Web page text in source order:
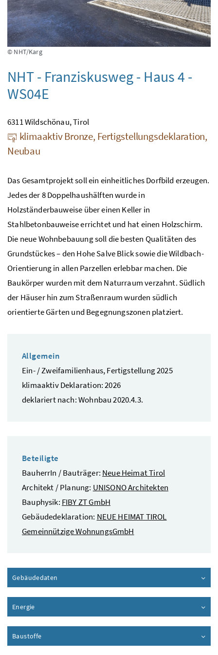
© NHT/Karg
NHT - Franziskusweg - Haus 4 -
WS04E
6311 Wildschönau, Tirol
klimaaktiv Bronze, Fertigstellungsdeklaration,
Neubau
Das Gesamtprojekt soll ein einheitliches Dorfbild erzeugen.
Jedes der 8 Doppelhaushälften wurde in
Holzständerbauweise über einen Keller in
Stahlbetonbauweise errichtet und hat einen Holzschirm.
Die neue Wohnbebauung soll die besten Qualitäten des
Grundstückes – den Hohe Salve Blick sowie die Wildbach-
Orientierung in allen Parzellen erlebbar machen. Die
Baukörper wurden mit dem Naturraum verzahnt. Südlich
der Häuser hin zum Straßenraum wurden südlich
orientierte Gärten und Begegnungszonen platziert.
Allgemein
Ein- / Zweifamilienhaus, Fertigstellung 2025
klimaaktiv Deklaration: 2026
deklariert nach: Wohnbau 2020.4.3.
Beteiligte
BauherrIn / Bauträger: Neue Heimat Tirol
Architekt / Planung: UNISONO Architekten
Bauphysik: FIBY ZT GmbH
Gebäudedeklaration: NEUE HEIMAT TIROL
Gemeinnützige WohnungsGmbH
Gebäudedaten
Energie
Baustoffe